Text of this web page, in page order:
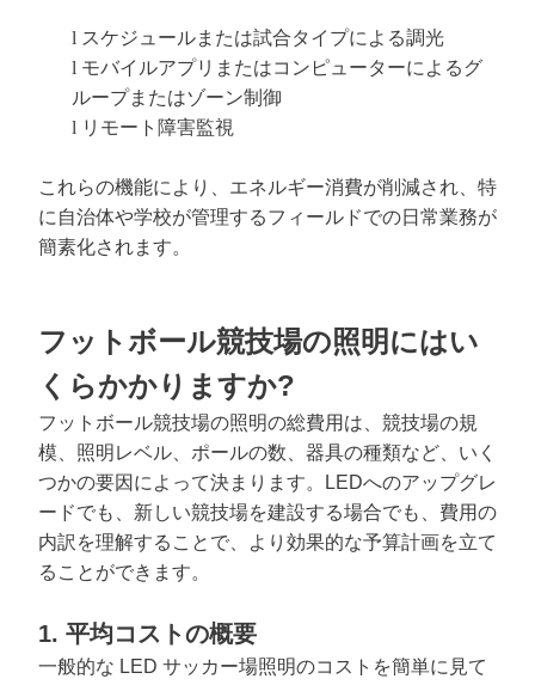
l スケジュールまたは試合タイプによる調光
l モバイルアプリまたはコンピューターによるグ
ループまたはゾーン制御
l リモート障害監視
これらの機能により、エネルギー消費が削減され、特
に自治体や学校が管理するフィールドでの日常業務が
簡素化されます。
フットボール競技場の照明にはい
くらかかりますか?
フットボール競技場の照明の総費用は、競技場の規
模、照明レベル、ポールの数、器具の種類など、いく
つかの要因によって決まります。LEDへのアップグレ
ードでも、新しい競技場を建設する場合でも、費用の
内訳を理解することで、より効果的な予算計画を立て
ることができます。
1. 平均コストの概要
一般的な LED サッカー場照明のコストを簡単に見て